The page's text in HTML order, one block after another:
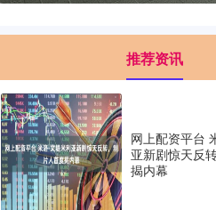
推荐资讯
网上配资平台
亚新剧惊天反
揭内幕